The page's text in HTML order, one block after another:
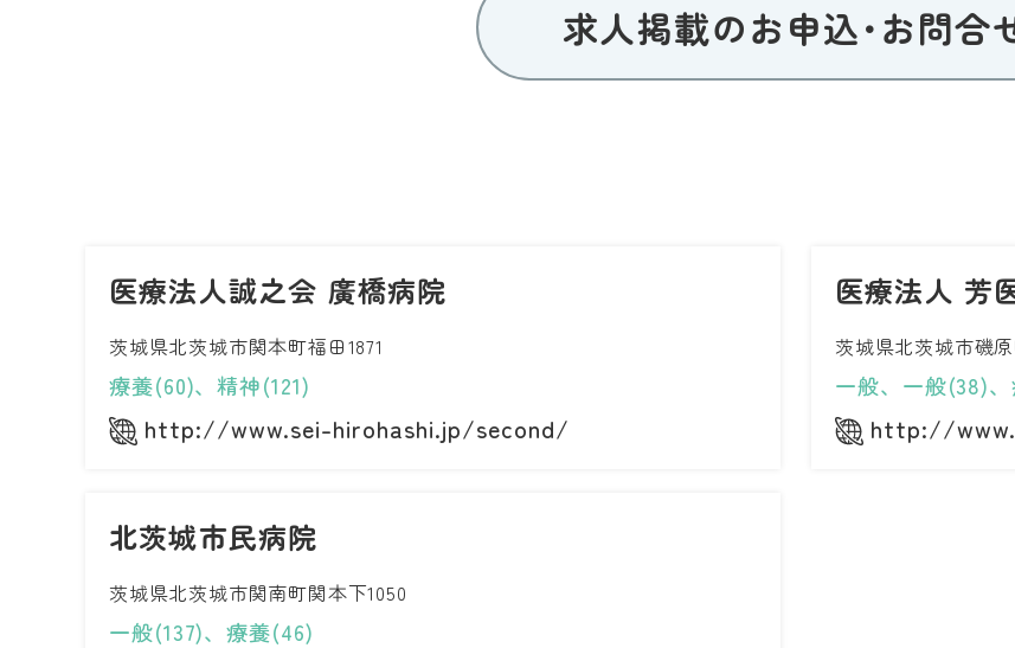
求人掲載のお申込･お問合
医療法人誠之会 廣橋病院
茨城県北茨城市関本町福田1871
療養(60)、精神(121)
http://www.sei-hirohashi.jp/second/
医療法人 芳
茨城県北茨城市磯
一般、一般(38)
http://
北茨城市民病院
茨城県北茨城市関南町関本下1050
一般(137)、療養(46)